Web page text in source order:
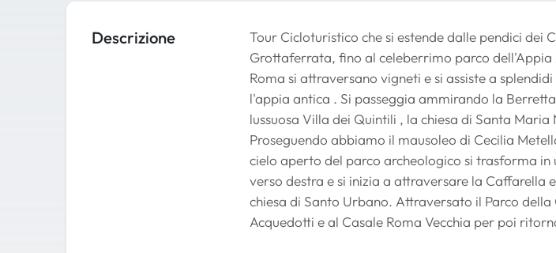
Descrizione
Tour Cicloturistico che si estende dalle pendici dei
Grottaferrata, fino al celeberrimo parco
Roma si attraversano vigneti e si assiste a
l'appia antica . Si passeggia ammirando la
lussuosa Villa dei Quintili , la chiesa di Santa
Proseguendo abbiamo il mausoleo di Cecilia
cielo aperto del parco archeologico si trasforma in
verso destra e si inizia a attraversare la Caffarella
chiesa di Santo Urbano. Attraversato il Parco
Acquedotti e al Casale Roma Vecchia per poi